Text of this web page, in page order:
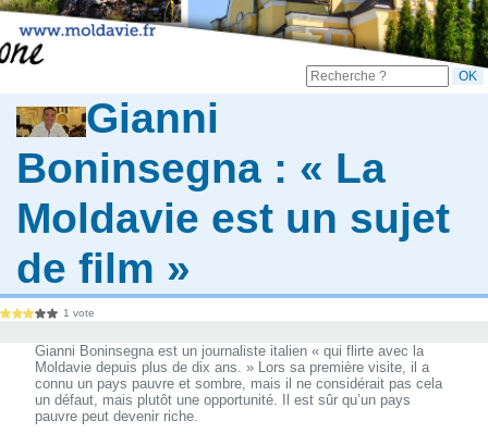
Gianni
Boninsegna : « La
Moldavie est un sujet
de film »
1 vote
Gianni Boninsegna est un journaliste italien « qui flirte avec la
Moldavie depuis plus de dix ans. » Lors sa première visite, il a
connu un pays pauvre et sombre, mais il ne considérait pas cela
un défaut, mais plutôt une opportunité. Il est sûr qu’un pays
pauvre peut devenir riche.